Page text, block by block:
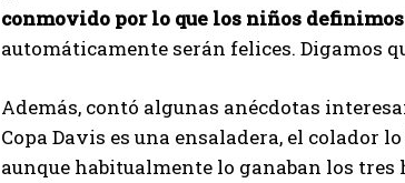
conmovido por lo que los niños definimos
automáticamente serán felices. Digamos
Además, contó algunas anécdotas
Copa Davis es una ensaladera, el colador
aunque habitualmente lo ganaban los